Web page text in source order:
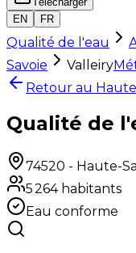
EN
FR
Qualité de l'eau
Savoie
Valleiry
Retour au
Qualité de
74520 - Haute-
5 264habitants
Eau conforme